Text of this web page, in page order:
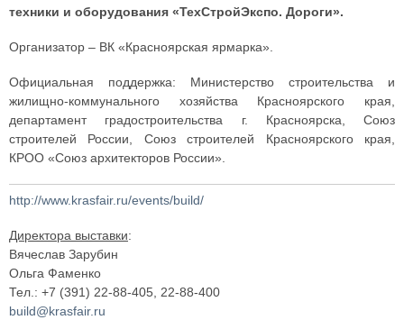
техники и оборудования «ТехСтройЭкспо. Дороги».
Организатор – ВК «Красноярская ярмарка».
Официальная поддержка: Министерство строительства и
жилищно-коммунального хозяйства Красноярского края,
департамент градостроительства г. Красноярска, Союз
строителей России, Союз строителей Красноярского края,
КРОО «Союз архитекторов России».
http://www.krasfair.ru/events/build/
Директора выставки:
Вячеслав Зарубин
Ольга Фаменко
Тел.: +7 (391) 22-88-405, 22-88-400
build@krasfair.ru